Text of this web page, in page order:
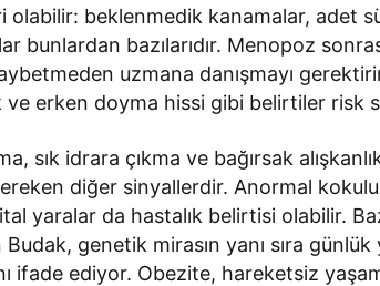
olabilir: beklenmedik kanamalar, adet
bunlardan bazılarıdır. Menopoz
uzmana danışmayı
ve erken doyma hissi gibi belirtiler risk
sık idrara çıkma ve bağırsak
diğer sinyallerdir. Anormal kokulu
yaralar da hastalık belirtisi olabilir.
genetik mirasın yanı sıra
ifade ediyor. Obezite, hareketsiz